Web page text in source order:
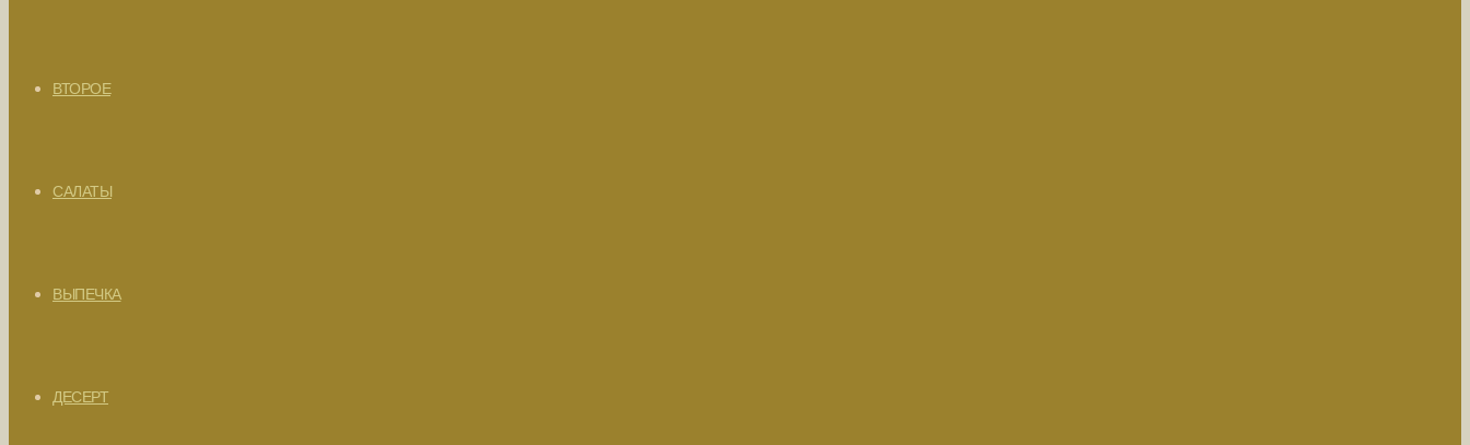
ВТОРОЕ
САЛАТЫ
ВЫПЕЧКА
ДЕСЕРТ